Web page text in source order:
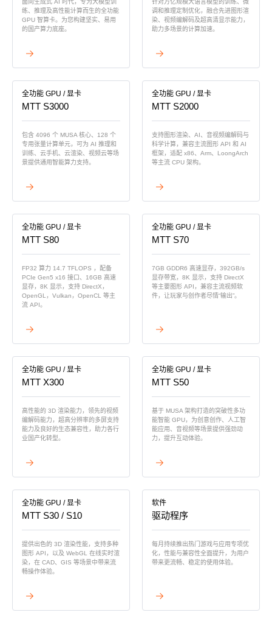
面向生成式 AI 时代，专为大模型训
练、推理及高性能计算而生的全功能
GPU 智算卡。为您构建坚实、易用
的国产算力底座。
查看详情
针对万亿规模大语言模型的训练、微
调和推理定制优化，融合先进图形渲
染、视频编解码及超高清显示能力，
助力多场景的计算加速。
查看详情
全功能 GPU / 显卡
MTT S3000
包含 4096 个 MUSA 核心、128 个
专用张量计算单元，可为 AI 推理和
训练、云手机、云渲染、视频云等场
景提供通用智能算力支持。
查看详情
全功能 GPU / 显卡
MTT S2000
支持图形渲染、AI、音视频编解码与
科学计算，兼容主流图形 API 和 AI
框架，适配 x86、Arm、LoongArch
等主流 CPU 架构。
查看详情
全功能 GPU / 显卡
MTT S80
FP32 算力 14.7 TFLOPS ，配备
PCIe Gen5 x16 接口、16GB 高速
显存，8K 显示，支持 DirectX，
OpenGL，Vulkan，OpenCL 等主
流 API。
查看详情
全功能 GPU / 显卡
MTT S70
7GB GDDR6 高速显存，392GB/s
显存带宽，8K 显示，支持 DirectX
等主要图形 API，兼容主流视频软
件，让玩家与创作者尽情“输出”。
查看详情
全功能 GPU / 显卡
MTT X300
⾼性能的 3D 渲染能⼒，领先的视频
编解码能⼒，超⾼分辨率的多屏⽀持
能⼒及良好的⽣态兼容性，助⼒各⾏
业国产化转型。
查看详情
全功能 GPU / 显卡
MTT S50
基于 MUSA 架构打造的突破性多功
能智能 GPU，为创意创作、人工智
能应用、音视频等场景提供强劲动
力，提升互动体验。
查看详情
全功能 GPU / 显卡
MTT S30 / S10
提供出色的 3D 渲染性能，支持多种
图形 API，以及 WebGL 在线实时渲
染，在 CAD、GIS 等场景中带来流
畅操作体验。
查看详情
软件
驱动程序
每月持续推出热门游戏与应用专项优
化，性能与兼容性全面提升，为用户
带来更流畅、稳定的使用体验。
查看详情